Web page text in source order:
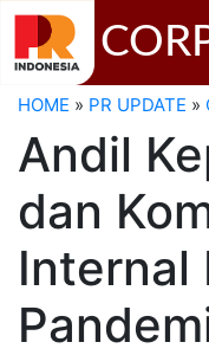
HOME » PR UPDATE »
Andil
dan
Internal